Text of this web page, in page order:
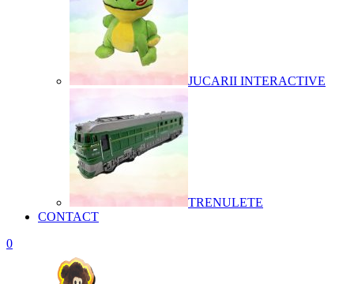
JUCARII INTERACTIVE
TRENULETE
CONTACT
0